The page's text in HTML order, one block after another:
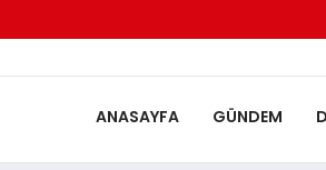
ANASAYFA GÜNDEM